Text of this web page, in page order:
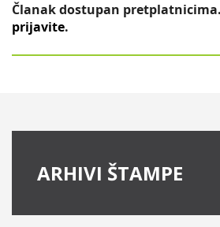
Članak dostupan
prijavite.
ARHIVI ŠTAMPE